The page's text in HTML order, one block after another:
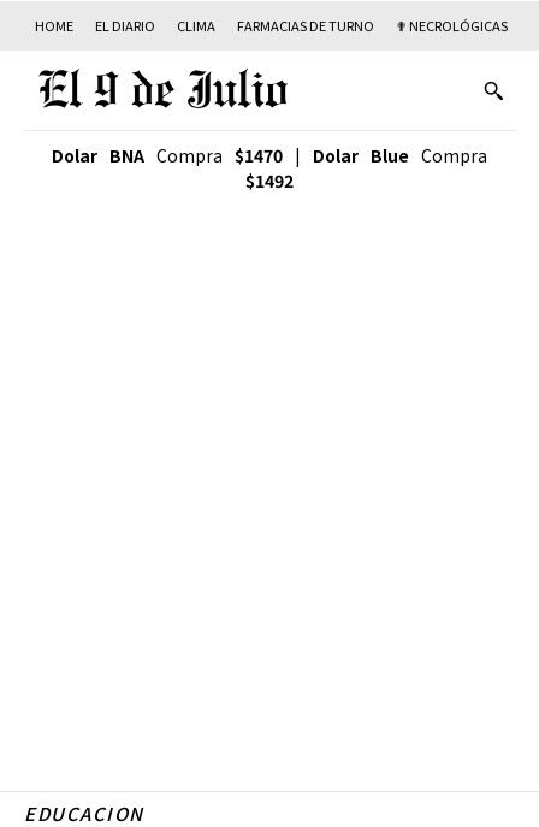
HOME EL DIARIO CLIMA FARMACIAS DE TURNO ✟ NECROLÓGICAS
Dolar BNA Compra $1470 | Dolar Blue Compra
$1492
EDUCACION